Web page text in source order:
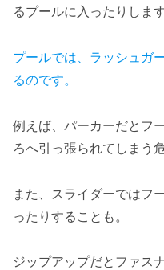
るプールに入ったりしま
プールでは、ラッシュガ
るのです。
例えば、パーカーだとフ
ろへ引っ張られてしまう
また、スライダーではフ
ったりすることも。
ジップアップだとファス